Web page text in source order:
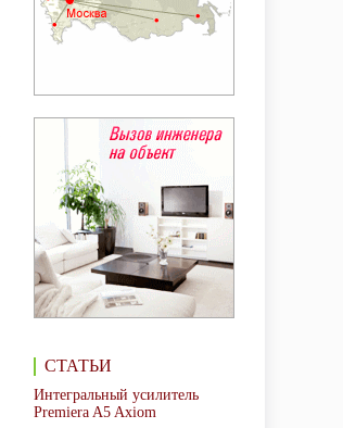
СТАТЬИ
Интегральный усилитель
Premiera A5 Axiom